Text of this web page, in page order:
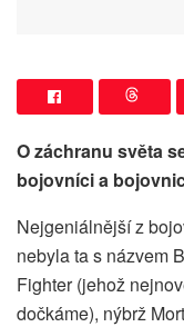
O záchranu světa
bojovníci a
Nejgeniálnější z
nebyla ta s názvem
Fighter (jehož
dočkáme), nýbrž